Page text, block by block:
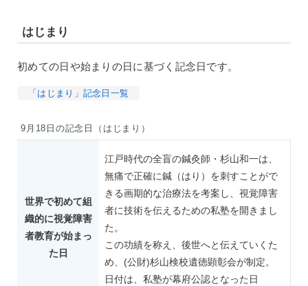
はじまり
初めての日や始まりの日に基づく記念日です。
「はじまり」記念日一覧
9月18日の記念日（はじまり）
世界で初めて組
織的に視覚障害
者教育が始まっ
た日
江戸時代の全盲の鍼灸師・杉山和一は、
無痛で正確に鍼（はり）を刺すことがで
きる画期的な治療法を考案し、視覚障害
者に技術を伝えるための私塾を開きまし
た。
この功績を称え、後世へと伝えていくた
め、(公財)杉山検校遺徳顕彰会が制定。
日付は、私塾が幕府公認となった日